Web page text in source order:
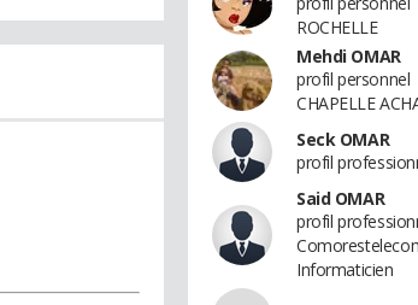
ROCHELLE
Mehdi OMAR
profil personnel
CHAPELLE
Seck OMAR
profil
Said OMAR
profil
Informaticien